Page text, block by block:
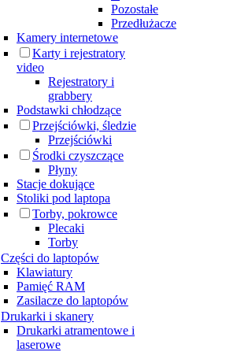
Pozostałe
Przedłużacze
Kamery internetowe
Karty i rejestratory
video
Rejestratory i
grabbery
Podstawki chłodzące
Przejściówki, śledzie
Przejściówki
Środki czyszczące
Płyny
Stacje dokujące
Stoliki pod laptopa
Torby, pokrowce
Plecaki
Torby
Części do laptopów
Klawiatury
Pamięć RAM
Zasilacze do laptopów
Drukarki i skanery
Drukarki atramentowe i
laserowe